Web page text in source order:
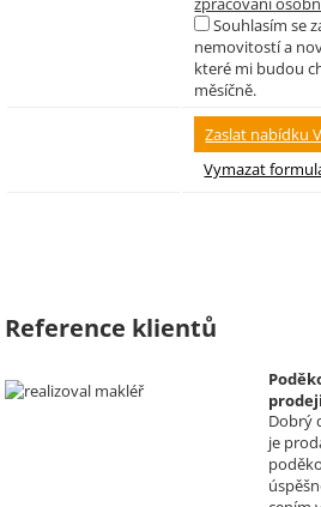
Souhlasím se
nemovitostí a
které mi budou
měsíčně.
Reference klientů
Dobrý
je